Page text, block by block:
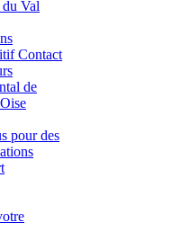
du Val
Contact
de
pour des